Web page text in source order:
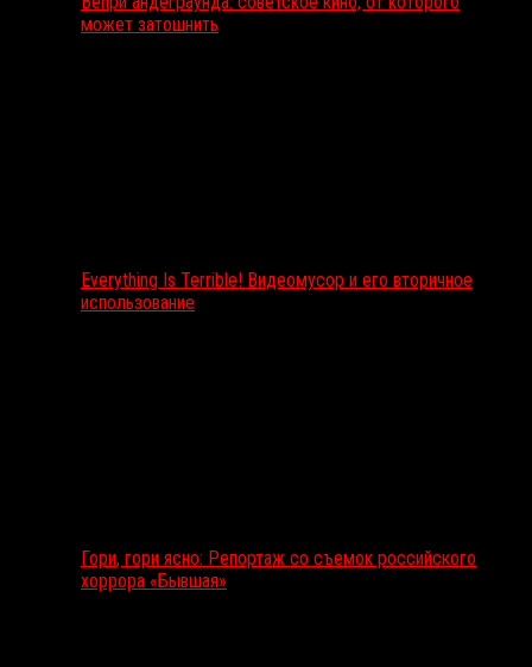
может затошнить
Everything Is Terrible! Видеомусор и его вторичное
использование
Гори, гори ясно: Репортаж со съемок российского
хоррора «Бывшая»